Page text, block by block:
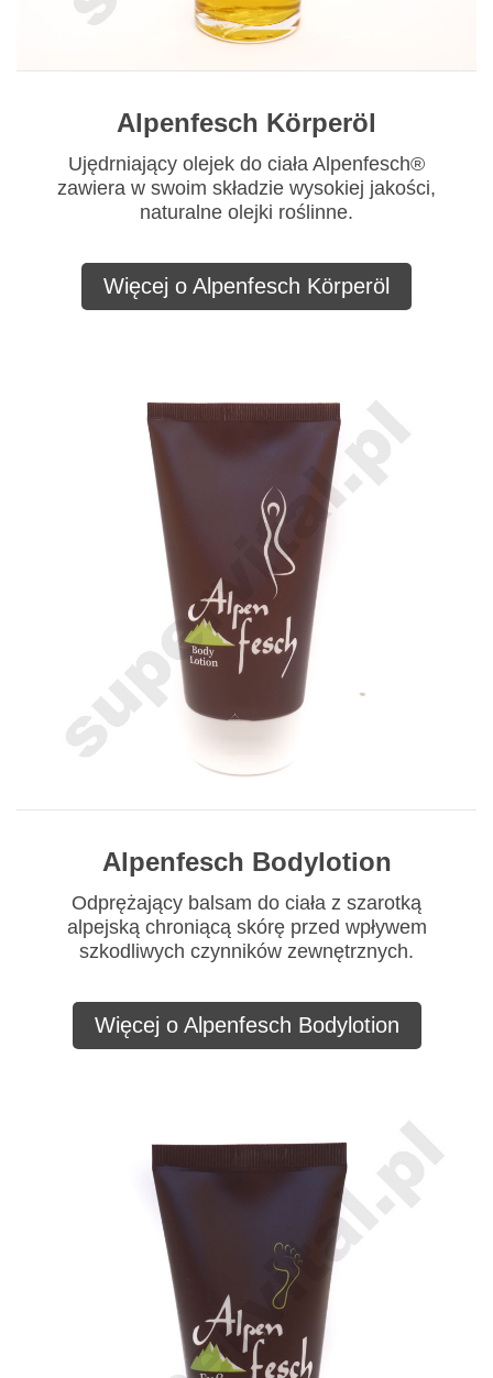
Alpenfesch Körperöl
Ujędrniający olejek do ciała Alpenfesch®
zawiera w swoim składzie wysokiej jakości,
naturalne olejki roślinne.
Więcej o Alpenfesch Körperöl
Alpenfesch Bodylotion
Odprężający balsam do ciała z szarotką
alpejską chroniącą skórę przed wpływem
szkodliwych czynników zewnętrznych.
Więcej o Alpenfesch Bodylotion